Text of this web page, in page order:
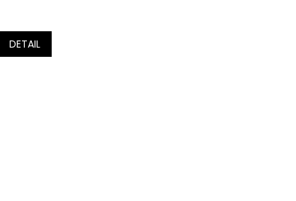
DETAIL